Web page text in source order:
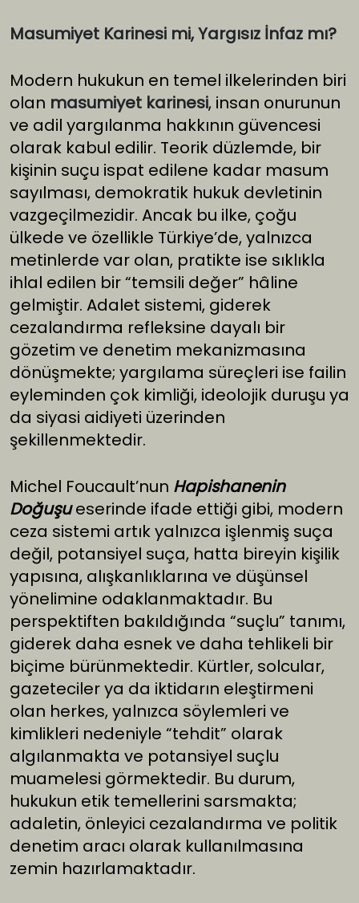
Masumiyet Karinesi mi, Yargısız İnfaz mı?
Modern hukukun en temel ilkelerinden biri
olan masumiyet karinesi, insan onurunun
ve adil yargılanma hakkının güvencesi
olarak kabul edilir. Teorik düzlemde, bir
kişinin suçu ispat edilene kadar masum
sayılması, demokratik hukuk devletinin
vazgeçilmezidir. Ancak bu ilke, çoğu
ülkede ve özellikle Türkiye’de, yalnızca
metinlerde var olan, pratikte ise sıklıkla
ihlal edilen bir “temsili değer” hâline
gelmiştir. Adalet sistemi, giderek
cezalandırma refleksine dayalı bir
gözetim ve denetim mekanizmasına
dönüşmekte; yargılama süreçleri ise failin
eyleminden çok kimliği, ideolojik duruşu ya
da siyasi aidiyeti üzerinden
şekillenmektedir.
Michel Foucault’nun Hapishanenin
Doğuşueserinde ifade ettiği gibi, modern
ceza sistemi artık yalnızca işlenmiş suça
değil, potansiyel suça, hatta bireyin kişilik
yapısına, alışkanlıklarına ve düşünsel
yönelimine odaklanmaktadır. Bu
perspektiften bakıldığında “suçlu” tanımı,
giderek daha esnek ve daha tehlikeli bir
biçime bürünmektedir. Kürtler, solcular,
gazeteciler ya da iktidarın eleştirmeni
olan herkes, yalnızca söylemleri ve
kimlikleri nedeniyle “tehdit” olarak
algılanmakta ve potansiyel suçlu
muamelesi görmektedir. Bu durum,
hukukun etik temellerini sarsmakta;
adaletin, önleyici cezalandırma ve politik
denetim aracı olarak kullanılmasına
zemin hazırlamaktadır.